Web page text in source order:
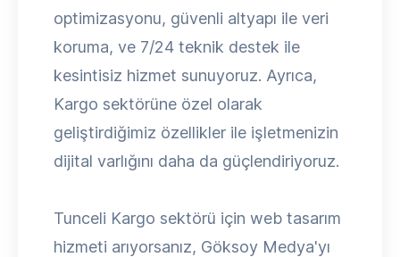
optimizasyonu, güvenli altyapı ile veri
koruma, ve 7/24 teknik destek ile
kesintisiz hizmet sunuyoruz. Ayrıca,
Kargo sektörüne özel olarak
geliştirdiğimiz özellikler ile işletmenizin
dijital varlığını daha da güçlendiriyoruz.
Tunceli Kargo sektörü için web tasarım
hizmeti arıyorsanız, Göksoy Medya'yı